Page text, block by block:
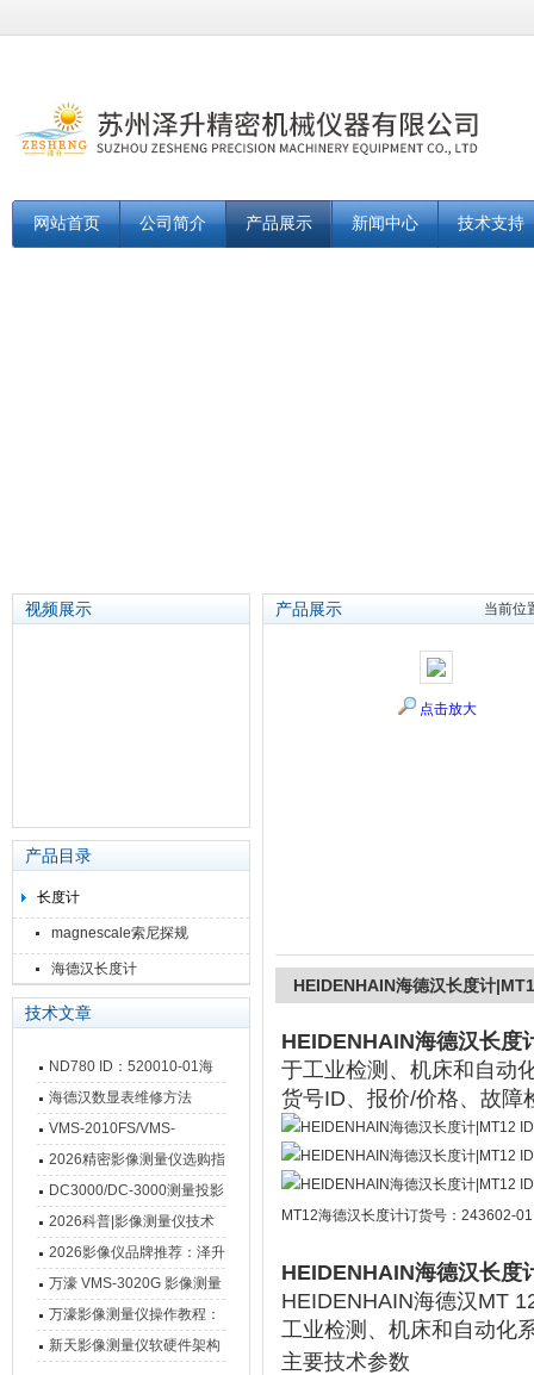
网站首页 公司简介 产品展示 新闻中心 技术支持
视频展示
产品目录
长度计
magnescale索尼探规
海德汉长度计
技术文章
ND780 ID：520010-01海
德汉数显表故障维修内容
海德汉数显表维修方法
VMS-2010FS/VMS-
3020FS/VMS-4030FS手动
影像测量仪技术参数
2026精密影像测量仪选购指
南 靠谱品牌一站式选型推荐
DC3000/DC-3000测量投影
仪万濠数据处理器数显表故
障维修方法
2026科普|影像测量仪技术
原理、分类及选型应用
2026影像仪品牌推荐：泽升
影像测量仪选型指南
万濠 VMS-3020G 影像测量
仪技术规格与应用解析
万濠影像测量仪操作教程：
从开机到出报告，新手也能
新天影像测量仪软硬件架构
产品展示 当前位
点击放大
HEIDENHAIN海德汉长度计
HEIDENHAIN海德汉长度
于工业检测、机床和自动
货号ID、报价/价格、故障
MT12海德汉长度计订货号：243602-
HEIDENHAIN海德汉长度
HEIDENHAIN海德汉MT
工业检测、机床和自动化
主要技术参数